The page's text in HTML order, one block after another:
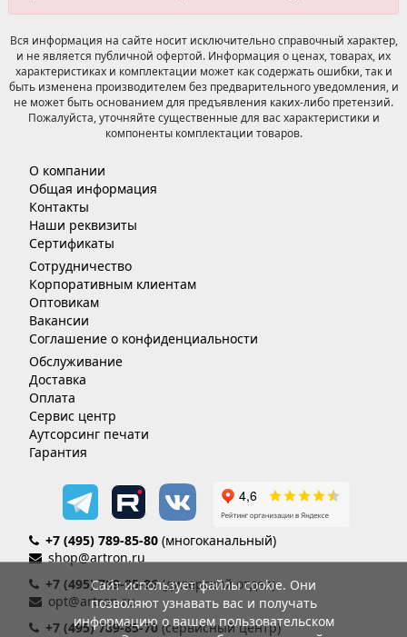
Вся информация на сайте носит исключительно справочный характер,
и не является публичной офертой. Информация о ценах, товарах, их
характеристиках и комплектации может как содержать ошибки, так и
быть изменена производителем без предварительного уведомления, и
не может быть основанием для предъявления каких-либо претензий.
Пожалуйста, уточняйте существенные для вас характеристики и
компоненты комплектации товаров.
О компании
Общая информация
Контакты
Наши реквизиты
Сертификаты
Сотрудничество
Корпоративным клиентам
Оптовикам
Вакансии
Соглашение о конфиденциальности
Обслуживание
Доставка
Оплата
Сервис центр
Аутсорсинг печати
Гарантия
+7 (495) 789-85-80 (многоканальный)
shop@artron.ru
+7 (495) 789-85-86(дилерский отдел)
opt@artron.ru
+7 (495) 789-85-70 (сервисный центр)
Сайт использует файлы cookie. Они
позволяют узнавать вас и получать
информацию о вашем пользовательском